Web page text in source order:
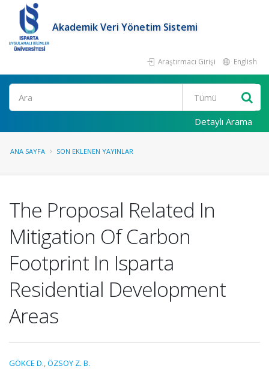
Akademik Veri Yönetim Sistemi
Araştırmacı Girişi English
Ara
Detaylı Arama
ANA SAYFA SON EKLENEN YAYINLAR
The Proposal Related In
Mitigation Of Carbon
Footprint In Isparta
Residential Development
Areas
GÖKCE D.,ÖZSOY Z. B.